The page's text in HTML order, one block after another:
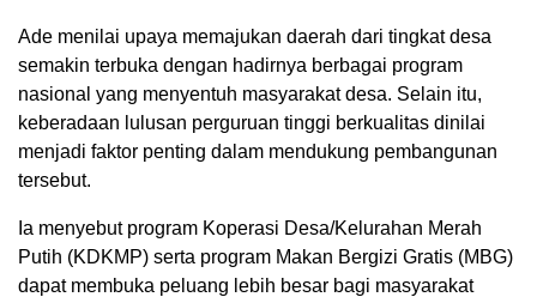
Ade menilai upaya memajukan daerah dari tingkat desa
semakin terbuka dengan hadirnya berbagai program
nasional yang menyentuh masyarakat desa. Selain itu,
keberadaan lulusan perguruan tinggi berkualitas dinilai
menjadi faktor penting dalam mendukung pembangunan
tersebut.
Ia menyebut program Koperasi Desa/Kelurahan Merah
Putih (KDKMP) serta program Makan Bergizi Gratis (MBG)
dapat membuka peluang lebih besar bagi masyarakat